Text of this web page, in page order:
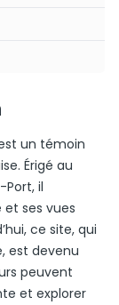
un témoin
Érigé au
Port, il
ses vues
ce site, qui
est devenu
peuvent
et explorer